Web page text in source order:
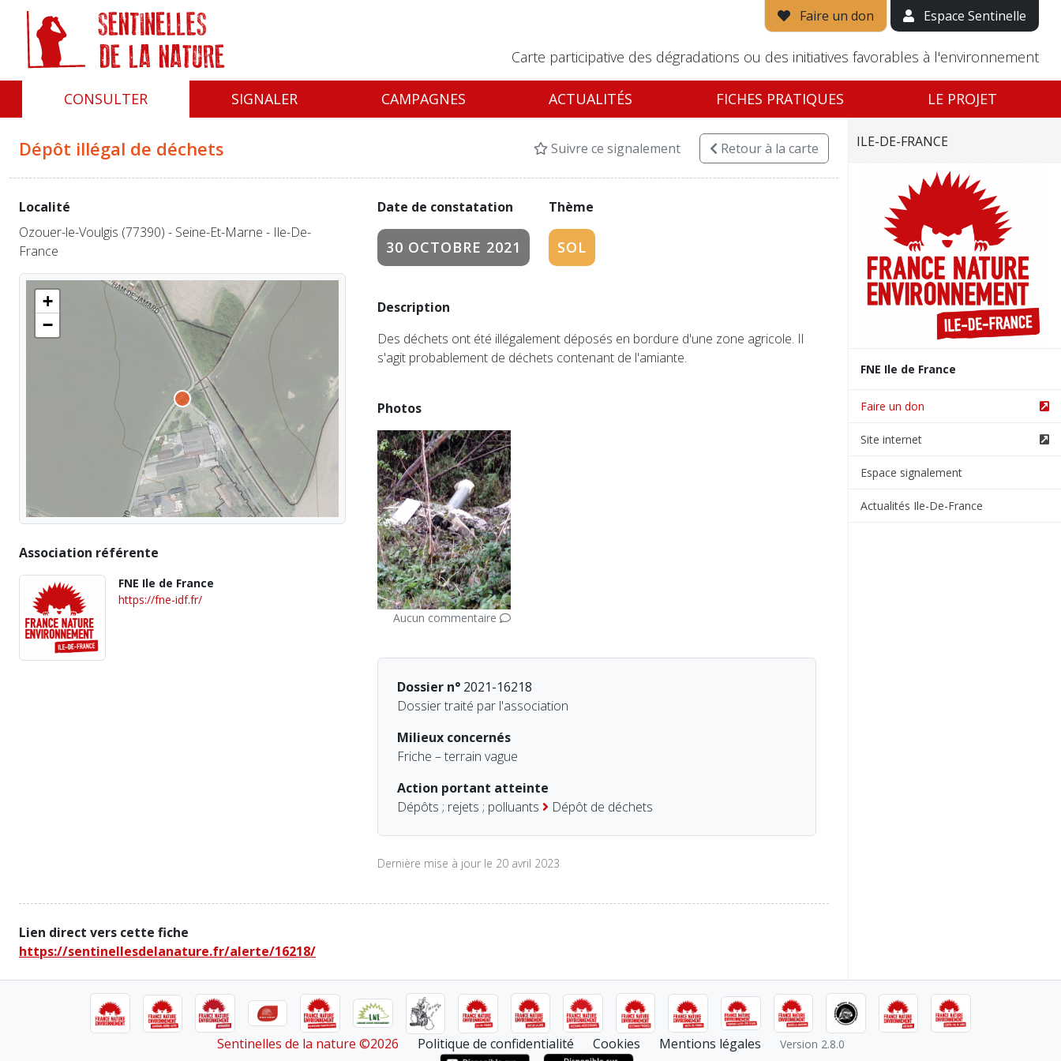
Faire un don Espace Sentinelle
Carte participative des dégradations ou des initiatives favorables à l'environnement
CONSULTER SIGNALER CAMPAGNES ACTUALITÉS FICHES PRATIQUES LE PROJET
Dépôt illégal de déchets Suivre ce signalement Retourà la carte
Date de constatation
30 OCTOBRE 2021
Thème
SOL
Description
Des déchets ont été illégalement déposés en bordure d'une zone agricole. Il
s'agit probablement de déchets contenant de l'amiante.
Photos
Aucun commentaire
Dossier n°2021-16218
Dossier traité par l'association
Milieux concernés
Friche – terrain vague
Action portant atteinte
Dépôts ; rejets ; polluants
Dépôt de déchets
Dernière mise à jour le 20 avril 2023
Localité
Ozouer-le-Voulgis (77390) - Seine-Et-Marne - Ile-De-
France
+
−
Association référente
FNE Ile de France
https://fne-idf.fr/
Lien direct vers cette fiche
https://sentinellesdelanature.fr/alerte/16218/
ILE-DE-FRANCE
FNE Ile de France
Faire un don
Site internet
Espace signalement
Actualités Ile-De-France
Sentinelles de la nature ©2026 Politique de confidentialité Cookies Mentions légales Version 2.8.0
Panneau de gestion des cookies